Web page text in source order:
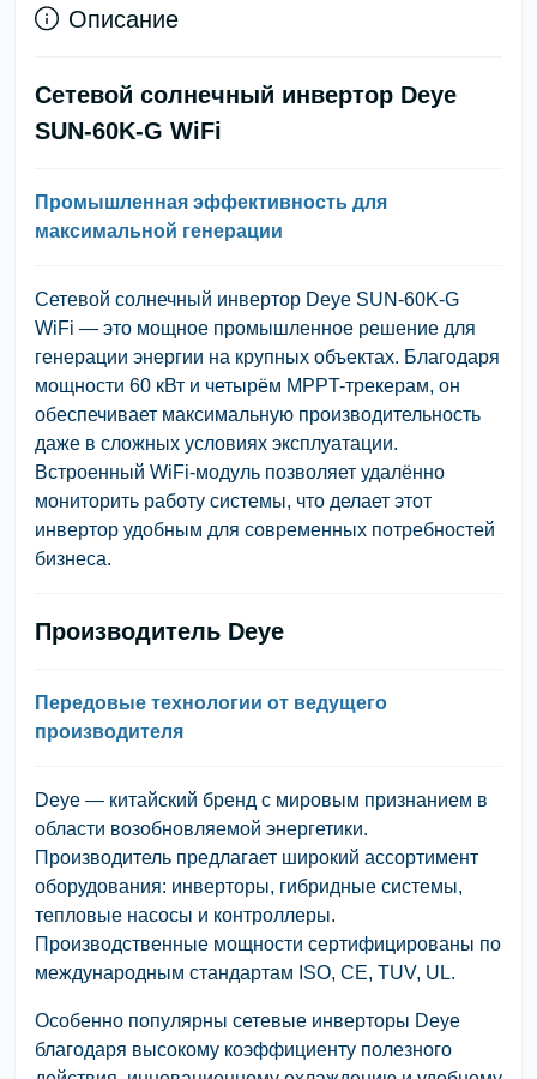
Описание
Сетевой солнечный инвертор Deye
SUN-60K-G WiFi
Промышленная эффективность для
максимальной генерации
Сетевой солнечный инвертор Deye SUN-60K-G
WiFi — это мощное промышленное решение для
генерации энергии на крупных объектах. Благодаря
мощности 60 кВт и четырём MPPT-трекерам, он
обеспечивает максимальную производительность
даже в сложных условиях эксплуатации.
Встроенный WiFi-модуль позволяет удалённо
мониторить работу системы, что делает этот
инвертор удобным для современных потребностей
бизнеса.
Производитель Deye
Передовые технологии от ведущего
производителя
Deye — китайский бренд с мировым признанием в
области возобновляемой энергетики.
Производитель предлагает широкий ассортимент
оборудования: инверторы, гибридные системы,
тепловые насосы и контроллеры.
Производственные мощности сертифицированы по
международным стандартам ISO, CE, TUV, UL.
Особенно популярны сетевые инверторы Deye
благодаря высокому коэффициенту полезного